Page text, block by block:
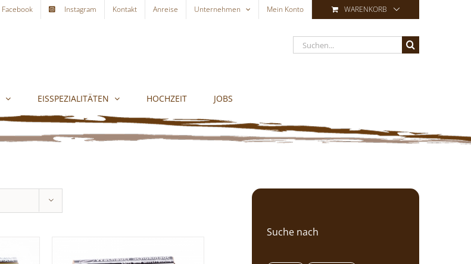
Facebook Instagram Kontakt Anreise Unternehmen Mein Konto WARENKORB
Suche
nach:
EISSPEZIALITÄTEN HOCHZEIT JOBS
Suche nach